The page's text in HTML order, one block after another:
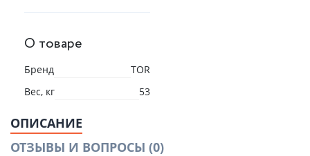
О товаре
Бренд
TOR
Вес, кг
53
ОПИСАНИЕ
ОТЗЫВЫ И ВОПРОСЫ (0)